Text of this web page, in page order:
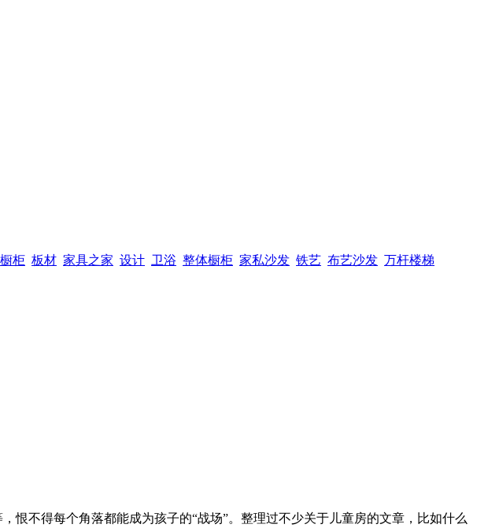
橱柜 板材 家具之家 设计 卫浴 整体橱柜 家私沙发 铁艺 布艺沙发 万杆楼梯
不得每个角落都能成为孩子的“战场”。整理过不少关于儿童房的文章，比如什么